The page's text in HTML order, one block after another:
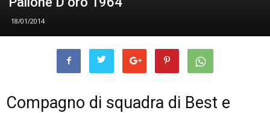
18/01/2014
Compagno di squadra di Best e